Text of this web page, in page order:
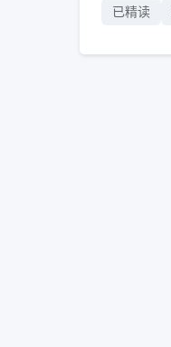
已精读